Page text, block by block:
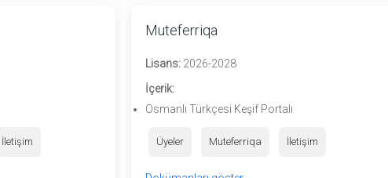
İletişim
Muteferriqa
Lisans: 2026-2028
İçerik:
Osmanlı Türkçesi Keşif Portalı
Üyeler Muteferriqa İletişim